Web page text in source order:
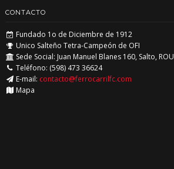
CONTACTO
Fundado 1o de Diciembre de 1912
Unico Salteño Tetra-Campeón de OFI
Sede Social: Juan Manuel Blanes 160, Salto, ROU
Teléfono: (598) 473 36624
E-mail: contacto@ferrocarrilfc.com
Mapa